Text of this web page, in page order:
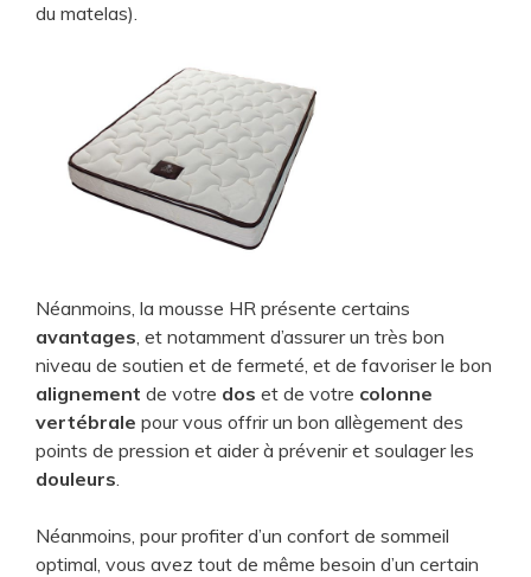
du matelas).
Néanmoins, la mousse HR présente certains
avantages , et notamment d’assurer un très bon
niveau de soutien et de fermeté, et de favoriser le bon
alignement de votre dos et de votre colonne
vertébrale pour vous offrir un bon allègement des
points de pression et aider à prévenir et soulager les
douleurs
Néanmoins, pour profiter d’un confort de sommeil
optimal, vous avez tout de même besoin d’un certain